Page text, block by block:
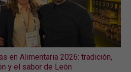
en Alimentaria 2026: tradición,
y el sabor de León